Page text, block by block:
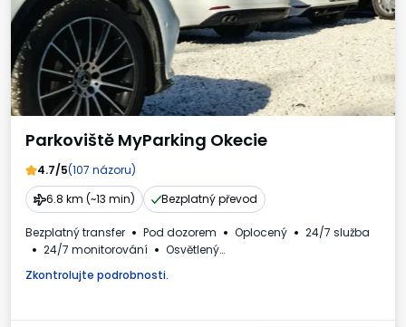
Parkoviště MyParking Okecie
4.7/5(107 názoru)
6.8 km (~13 min)
Bezplatný převod
Bezplatný transfer Pod dozorem Oplocený
24/7 služba
24/7 monitorování
Osvětlený
Nabíjecí stanice pro elektromobily
WC
Daňový doklad
Zkontrolujte podrobnosti.